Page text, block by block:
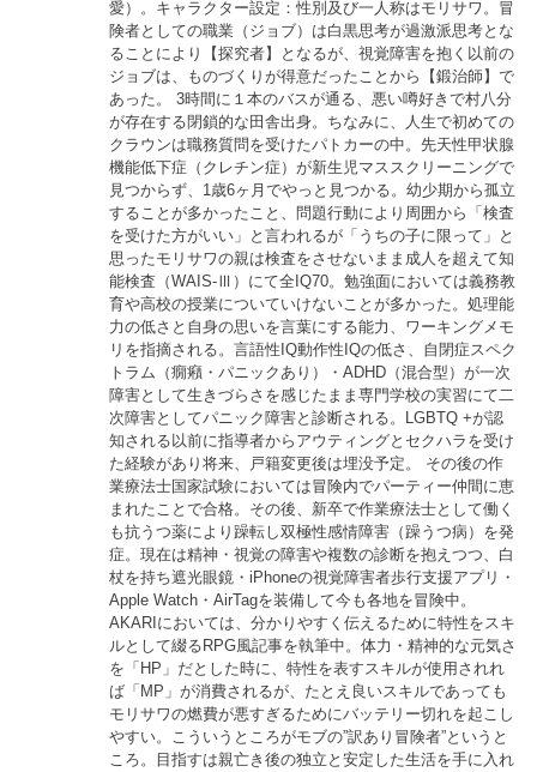
愛）。キャラクター設定：性別及び一人称はモリサワ。冒
険者としての職業（ジョブ）は白黒思考が過激派思考とな
ることにより【探究者】となるが、視覚障害を抱く以前の
ジョブは、ものづくりが得意だったことから【鍛治師】で
あった。 3時間に１本のバスが通る、悪い噂好きで村八分
が存在する閉鎖的な田舎出身。ちなみに、人生で初めての
クラウンは職務質問を受けたパトカーの中。先天性甲状腺
機能低下症（クレチン症）が新生児マススクリーニングで
見つからず、1歳6ヶ月でやっと見つかる。幼少期から孤立
することが多かったこと、問題行動により周囲から「検査
を受けた方がいい」と言われるが「うちの子に限って」と
思ったモリサワの親は検査をさせないまま成人を超えて知
能検査（WAIS-Ⅲ）にて全IQ70。勉強面においては義務教
育や高校の授業についていけないことが多かった。処理能
力の低さと自身の思いを言葉にする能力、ワーキングメモ
リを指摘される。言語性IQ動作性IQの低さ、自閉症スペク
トラム（癇癪・パニックあり）・ADHD（混合型）が一次
障害として生きづらさを感じたまま専門学校の実習にて二
次障害としてパニック障害と診断される。LGBTQ +が認
知される以前に指導者からアウティングとセクハラを受け
た経験があり将来、戸籍変更後は埋没予定。 その後の作
業療法士国家試験においては冒険内でパーティー仲間に恵
まれたことで合格。その後、新卒で作業療法士として働く
も抗うつ薬により躁転し双極性感情障害（躁うつ病）を発
症。現在は精神・視覚の障害や複数の診断を抱えつつ、白
杖を持ち遮光眼鏡・iPhoneの視覚障害者歩行支援アプリ・
Apple Watch・AirTagを装備して今も各地を冒険中。
AKARIにおいては、分かりやすく伝えるために特性をスキ
ルとして綴るRPG風記事を執筆中。体力・精神的な元気さ
を「HP」だとした時に、特性を表すスキルが使用されれ
ば「MP」が消費されるが、たとえ良いスキルであっても
モリサワの燃費が悪すぎるためにバッテリー切れを起こし
やすい。こういうところがモブの”訳あり冒険者”というと
ころ。目指すは親亡き後の独立と安定した生活を手に入れ